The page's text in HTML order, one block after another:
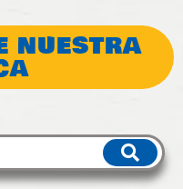
NUESTRA